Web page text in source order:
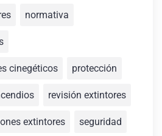
normativa
cinegéticos protección
revisión extintores
extintores seguridad